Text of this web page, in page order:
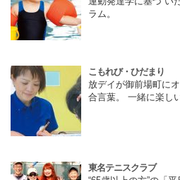
ラム。
こもれび・ひだまり
放デイが御前場町に
合言葉。 一緒に楽し
東名テニスクラブ